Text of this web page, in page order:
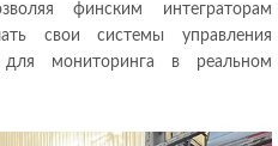
финским интеграторам
свои системы управления
мониторинга в реальном